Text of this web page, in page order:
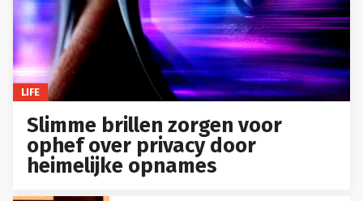
LIFE
Slimme brillen zorgen voor
ophef over privacy door
heimelijke opnames